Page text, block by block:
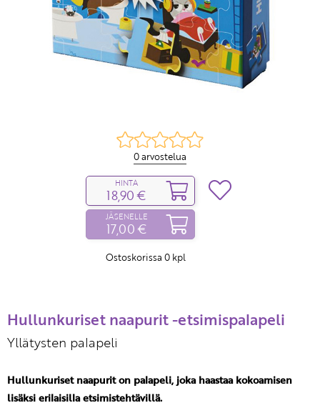
0 arvostelua
HINTA
18,90 €
JÄSENELLE
17,00 €
Ostoskorissa 0 kpl
Hullunkuriset naapurit -etsimispalapeli
Yllätysten palapeli
Hullunkuriset naapurit on palapeli, joka haastaa kokoamisen
lisäksi erilaisilla etsimistehtävillä.